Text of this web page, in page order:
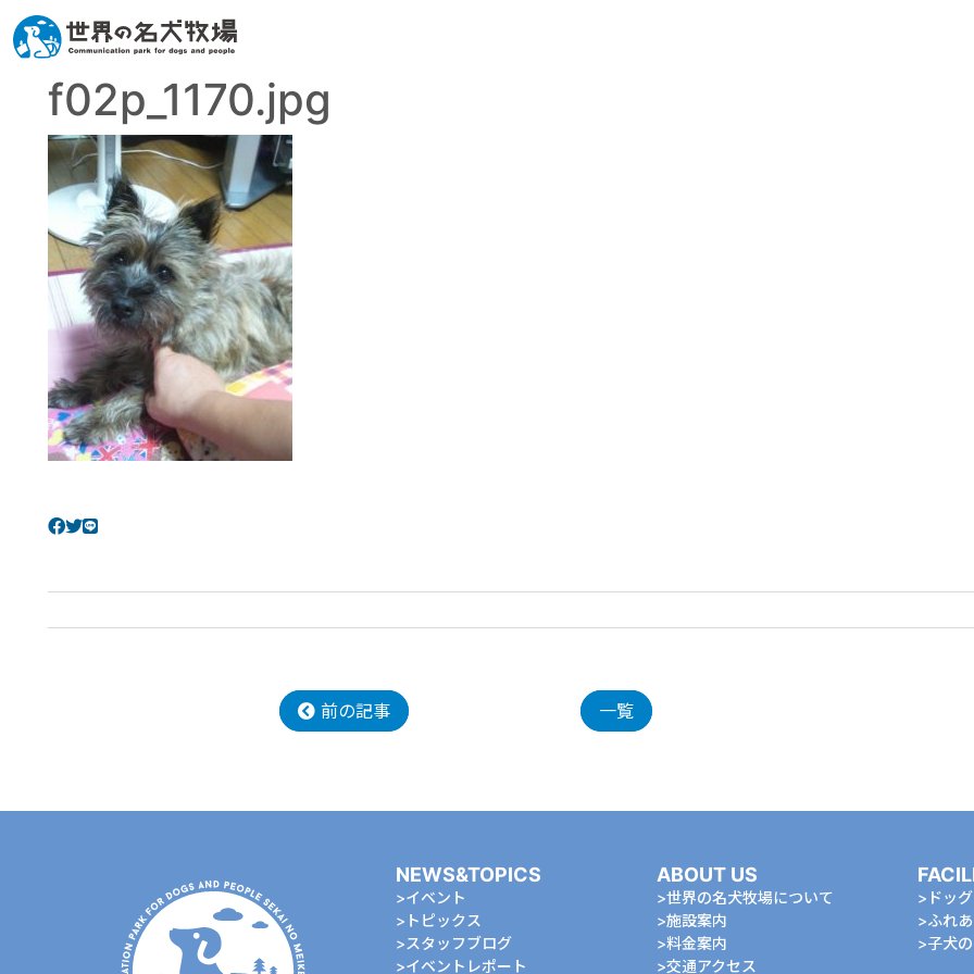
f02p_1170.jpg
前の記事 一覧
NEWS&TOPICS
イベント
トピックス
スタッフブログ
イベントレポート
ABOUT US
世界の名犬牧場について
施設案内
料金案内
交通アクセス
ドッ
ふれ
⼦⽝